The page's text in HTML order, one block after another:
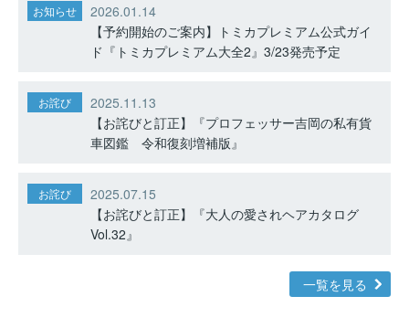
お知らせ
2026.01.14
【予約開始のご案内】トミカプレミアム公式ガイ
ド『トミカプレミアム大全2』3/23発売予定
お詫び
2025.11.13
【お詫びと訂正】『プロフェッサー吉岡の私有貨
車図鑑 令和復刻増補版』
お詫び
2025.07.15
【お詫びと訂正】『大人の愛されヘアカタログ
Vol.32』
一覧を見る